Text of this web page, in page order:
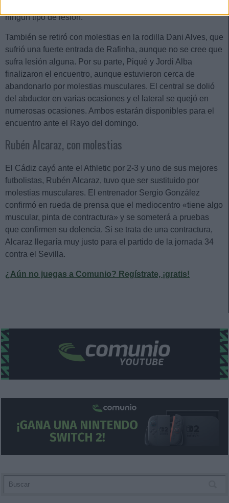
ningún tipo de lesión.
También se retiró con molestias en la rodilla Dani Alves, que
sufrió una fuerte entrada de Rafinha, aunque no se cree que
sufra lesión alguna. Por su parte, Piqué y Jordi Alba
finalizaron el encuentro, aunque estuvieron cerca de
abandonarlo por molestias musculares. El central se dolió
del abductor en varias ocasiones y el lateral se quejó en
numerosas ocasiones. Ambos estarán disponibles para el
encuentro ante el Rayo del domingo.
Rubén Alcaraz, con molestias
El Cádiz cayó ante el Athletic por 2-3 y uno de sus mejores
futbolistas, Rubén Alcaraz, tuvo que ser sustituido por
molestias musculares. El entrenador Sergio González
confirmó en rueda de prensa que el mediocentro «tiene algo
muscular, pinta de contractura» y se someterá a pruebas
que confirmen su dolencia. Si se trata de una contractura,
Alcaraz llegaría muy justo para el partido de la jornada 34
contra el Sevilla.
¿Aún no juegas a Comunio? Regístrate, ¡gratis!